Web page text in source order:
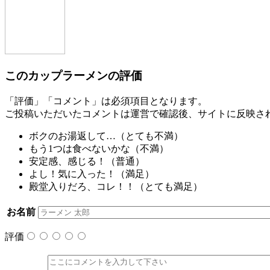
このカップラーメンの評価
「評価」「コメント」は必須項目となります。
ご投稿いただいたコメントは運営で確認後、サイトに反映さ
ボクのお湯返して…（ とても不満）
もう1つは食べないかな（不満）
安定感、感じる！（普通 ）
よし！気に入った！（満足 ）
殿堂入りだろ、コレ！！（ とても満足 ）
お名前
評価